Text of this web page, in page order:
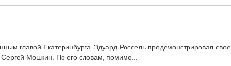
главой Екатеринбурга Эдуард Россель продемонстрировал свое
Сергей Мошкин. По его словам, помимо...